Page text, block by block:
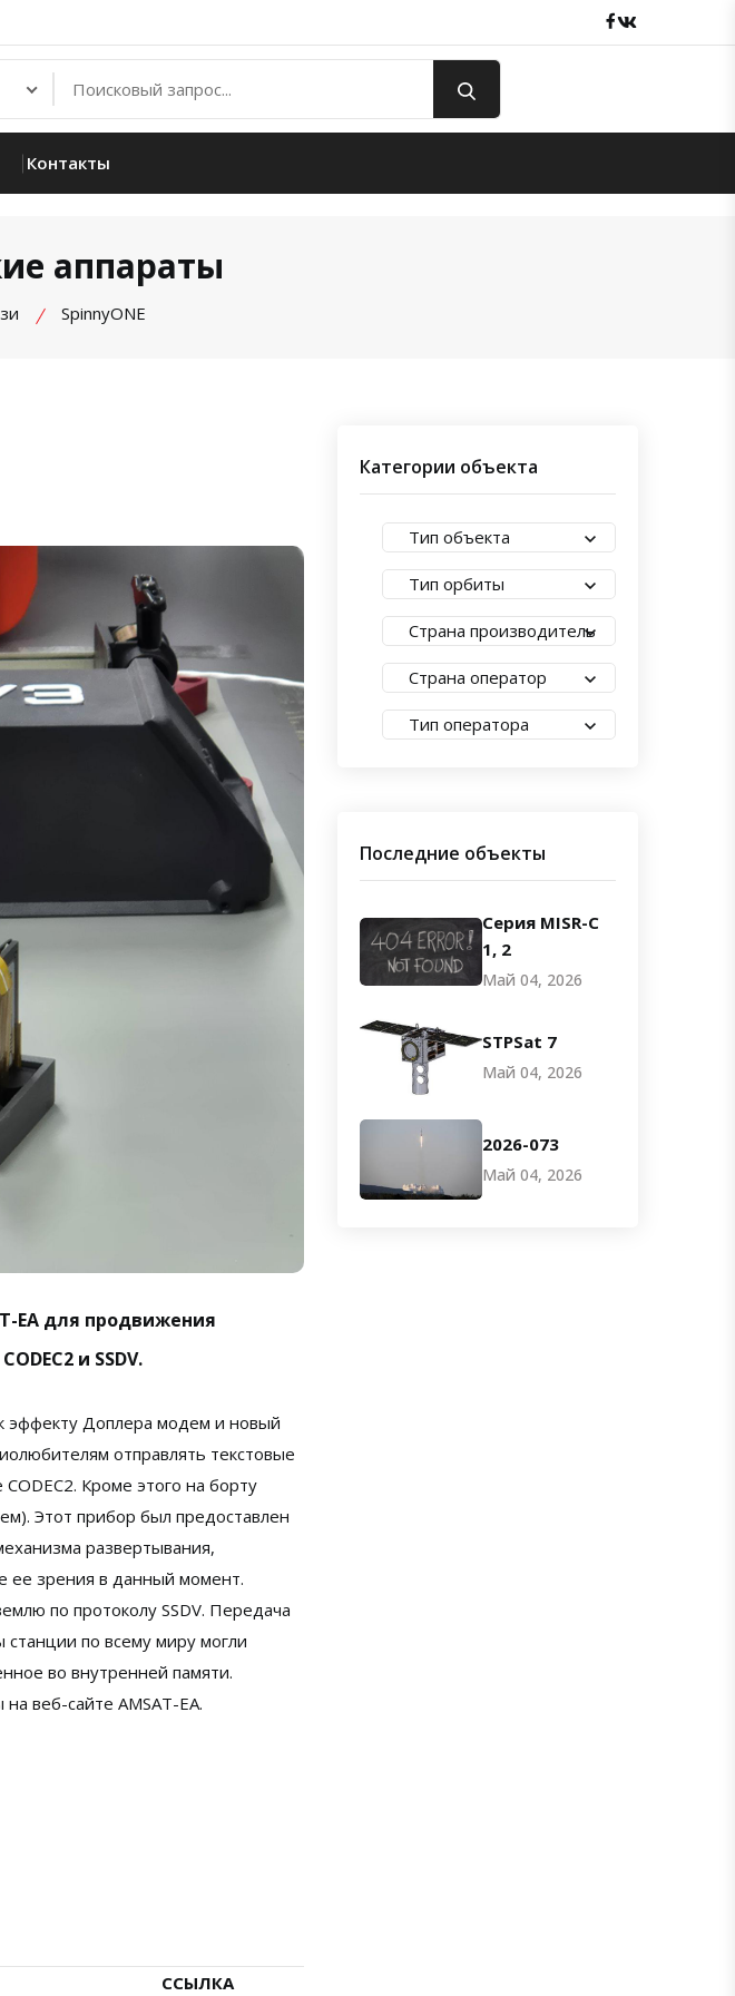
Facebook
Контакты
аппараты
SpinnyONE
EA для продвижения
и SSDV.
эффекту Доплера модем и новый
отправлять текстовые
Кроме этого на борту
Этот прибор был предоставлен
развертывания,
ее зрения в данный момент.
по протоколу SSDV. Передача
по всему миру могли
во внутренней памяти.
веб-сайте AMSAT-EA.
ССЫЛКА
Категории объекта
Тип объекта
Тип орбиты
Страна производитель
Страна оператор
Тип оператора
Последние объекты
Серия MISR-C
1, 2
Май 04, 2026
STPSat 7
Май 04, 2026
2026-073
Май 04, 2026